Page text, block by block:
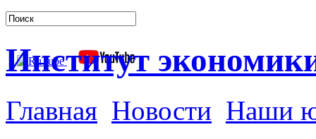
Институт
Главная Новости Наши